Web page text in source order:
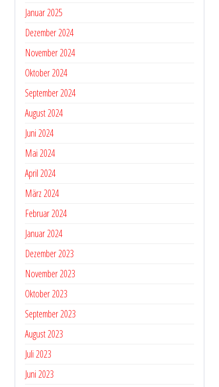
Januar 2025
Dezember 2024
November 2024
Oktober 2024
September 2024
August 2024
Juni 2024
Mai 2024
April 2024
März 2024
Februar 2024
Januar 2024
Dezember 2023
November 2023
Oktober 2023
September 2023
August 2023
Juli 2023
Juni 2023